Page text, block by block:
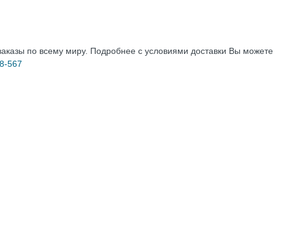
по всему миру. Подробнее с условиями доставки Вы можете
567